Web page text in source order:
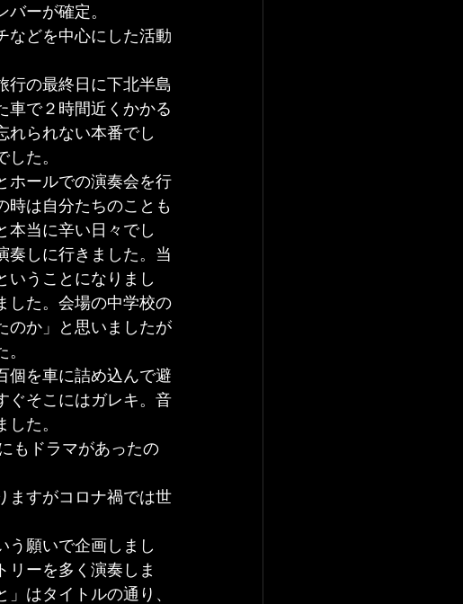
ーが確定。
などを中心にした活動
行の最終日に下北半島
車で２時間近くかかる
れられない本番でし
た。
ホールでの演奏会を行
時は自分たちのことも
本当に辛い日々でし
奏しに行きました。当
いうことになりまし
した。会場の中学校の
のか」と思いましたが
個を車に詰め込んで避
ぐそこにはガレキ。音
た。
もドラマがあったの
ますがコロナ禍では世
う願いで企画しまし
リーを多く演奏しま
はタイトルの通り、